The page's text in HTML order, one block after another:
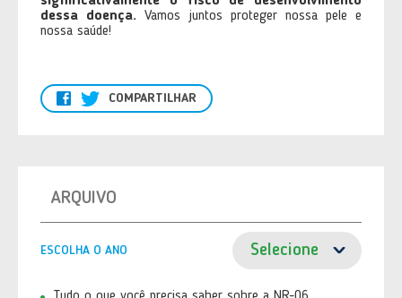
dessa doença. Vamos juntos proteger nossa pele e
nossa saúde!
COMPARTILHAR
ARQUIVO
ESCOLHA O ANO